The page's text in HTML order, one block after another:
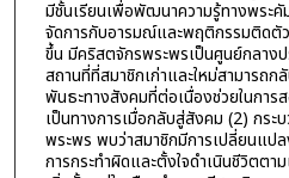
มีชั้นเรียนเพื่อพัฒนาความรู้ทางพระคั
จัดการกับอารมณ์และพฤติกรรมติดตัว
ขึ้น มีคริสตจักรพระพรเป็นศูนย์กลาง
สถานที่ที่สมาชิกเก่าและใหม่สามารถก
พันธะทางสังคมที่ต่อเนื่องช่วยในกา
เป็นทางการเมื่อกลับสู่สังคม (2) กระ
พระพร พบว่าสมาชิกมีการเปลี่ยนแปล
การกระทำผิดและตั้งใจดำเนินชีวิตต